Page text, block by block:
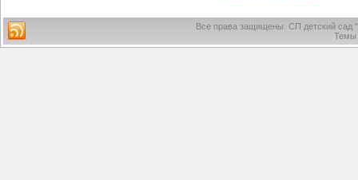
Все права защищены. СП детский
Темы